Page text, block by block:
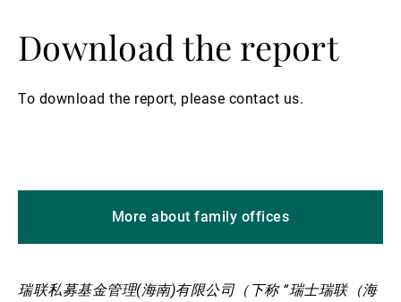
Download the report
To download the report, please contact us.
More about family offices
瑞联私募基金管理(海南)有限公司（下称 “瑞士瑞联（海